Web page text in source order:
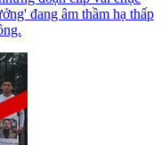
đang âm thầm hạ thấp